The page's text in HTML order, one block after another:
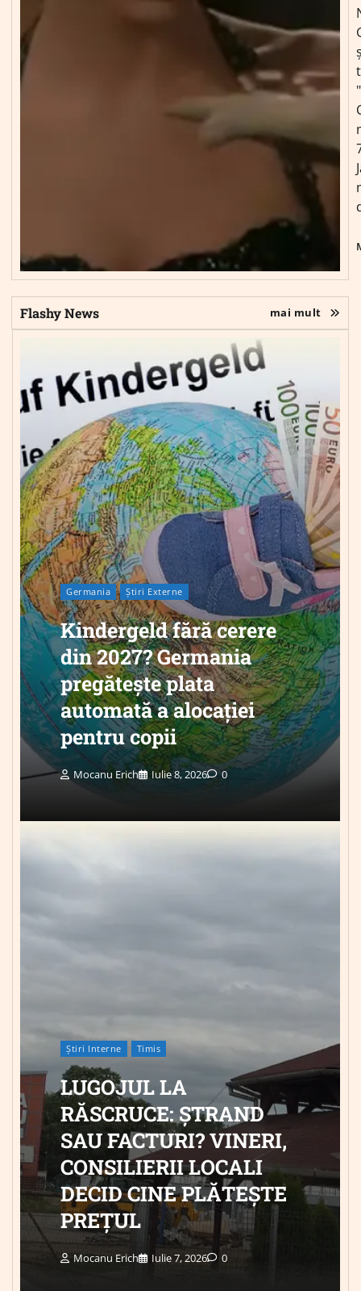
Flashy News mai mult
Germania Știri Externe
Kindergeld fără cerere
din 2027? Germania
pregătește plata
automată a alocației
pentru copii
Mocanu Erich Iulie 8, 2026 0
Știri Interne Timis
LUGOJUL LA
RĂSCRUCE: ȘTRAND
SAU FACTURI? VINERI,
CONSILIERII LOCALI
DECID CINE PLĂTEȘTE
PREȚUL
Mocanu Erich Iulie 7, 2026 0